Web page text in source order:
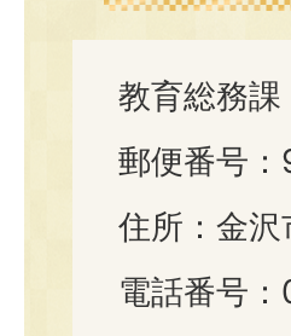
教育総務課
郵便番号
住所：金沢
電話番号